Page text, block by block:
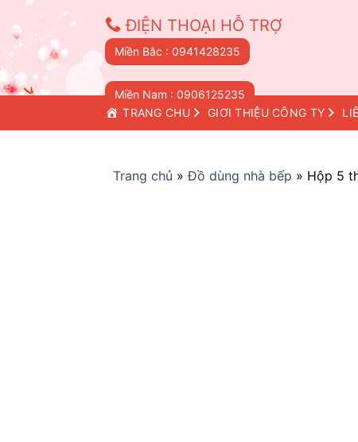
content
ĐIỆN THOẠI HỖ TRỢ
Miền Bắc : 0941428235
Miền Nam : 0906125235
TRANG CHỦ GIỚI THIỆU CÔNG TY
Trang chủ »Đồ dùng nhà bếp » Hộp 5